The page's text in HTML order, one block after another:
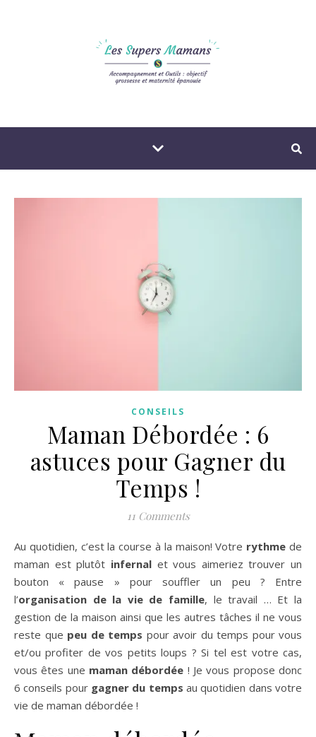
CONSEILS
Maman Débordée : 6
astuces pour Gagner du
Temps !
11 Comments
Au quotidien, c’est la course à la maison! Votre rythme de
maman est plutôt infernalet vous aimeriez trouver un
bouton « pause » pour souffler un peu ? Entre
l’organisation de la vie de famille, le travail … Et la
gestion de la maison ainsi que les autres tâches il ne vous
reste que peu de temps pour avoir du temps pour vous
et/ou profiter de vos petits loups ? Si tel est votre cas,
vous êtes une maman débordée ! Je vous propose donc
6 conseils pour gagner du temps au quotidien dans votre
vie de maman débordée !